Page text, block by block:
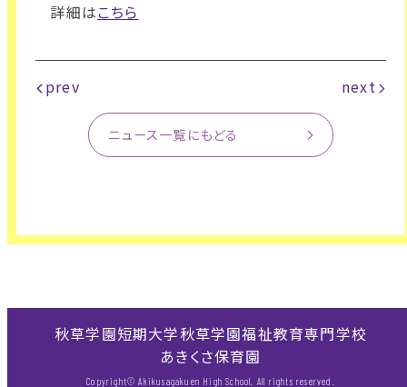
詳細はこちら
prev next
ニュース一覧にもどる
秋草学園短期大学秋草学園福祉教育専門学校
あきくさ保育園
Copyright© Akikusagakuen High School. All rights reserved.